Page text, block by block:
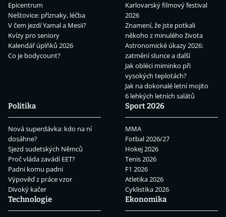
Epicentrum
Neštovice: příznaky, léčba
V čem jezdí Yamal a Mesii?
Kvízy pro seniory
Kalendář úplňků 2026
Co je bodycount?
Karlovarský filmový festival
2026
Znamení, že jste potkali
někoho z minulého života
Astronomické úkazy 2026:
zatmění slunce a další
Jak obléci miminko při
vysokých teplotách?
Jak na dokonalé letní mojito
6 lehkých letních salátů
Politika
Nová superdávka: kdo na ní
dosáhne?
Sjezd sudetských Němců
Proč vláda zavádí EET?
Padni komu padni
Výpověď z práce vzor
Divoký kačer
Sport 2026
MMA
Fotbal 2026/27
Hokej 2026
Tenis 2026
F1 2026
Atletika 2026
Cyklistika 2026
Technologie
Ekonomika